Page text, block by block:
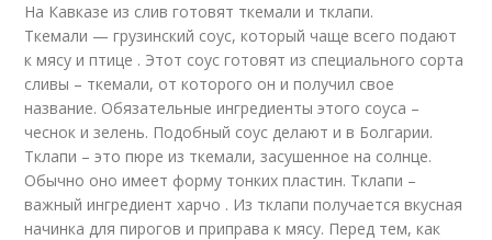
На Кавказе из слив готовят ткемали и тклапи.
Ткемали — грузинский соус, который чаще всего подают
к мясу и птице . Этот соус готовят из специального сорта
сливы – ткемали, от которого он и получил свое
название. Обязательные ингредиенты этого соуса –
чеснок и зелень. Подобный соус делают и в Болгарии.
Тклапи – это пюре из ткемали, засушенное на солнце.
Обычно оно имеет форму тонких пластин. Тклапи –
важный ингредиент харчо . Из тклапи получается вкусная
начинка для пирогов и приправа к мясу. Перед тем, как